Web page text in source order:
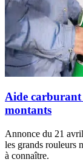
Aide carburant
montants
Annonce du 21
les grands rouleurs
à connaître.